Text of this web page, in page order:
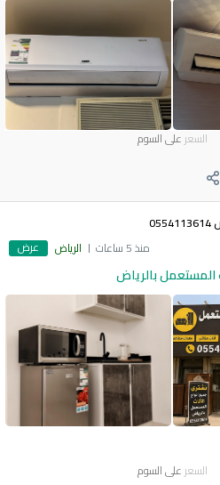
السعر على السوم
منذ 5 ساعات
الرياض عرض
المستعمل بالرياض
السعر على السوم